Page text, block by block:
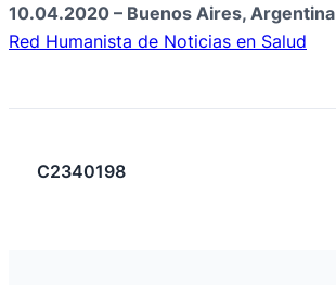
10.04.2020 – Buenos Aires, Argentina
Red Humanista de Noticias en Salud
C2340198